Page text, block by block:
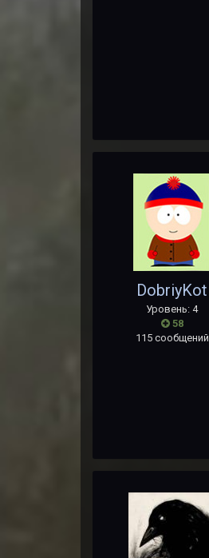
DobriyKot
Уровень: 4
58
115 сообщений